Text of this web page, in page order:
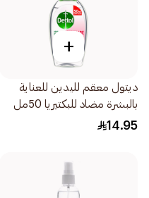
+
ديتول معقم لليدين للعناية
بالبشرة مضاد للبكتيريا 50مل
14.95